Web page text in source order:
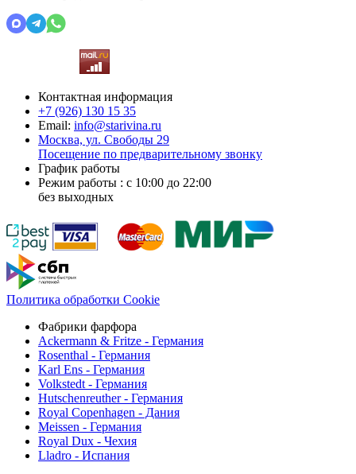
Контактная информация
+7 (926) 130 15 35
Email: info@starivina.ru
Москва, ул. Свободы 29
Посещение по предварительному звонку
График работы
Режим работы : с 10:00 до 22:00
без выходных
Политика обработки Cookie
Фабрики фарфора
Ackermann & Fritze - Германия
Rosenthal - Германия
Karl Ens - Германия
Volkstedt - Германия
Hutschenreuther - Германия
Royal Copenhagen - Дания
Meissen - Германия
Royal Dux - Чехия
Lladro - Испания